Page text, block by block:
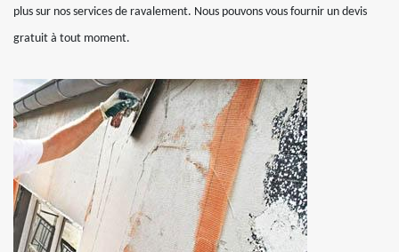
plus sur nos services de ravalement. Nous pouvons vous fournir un devis
gratuit à tout moment.